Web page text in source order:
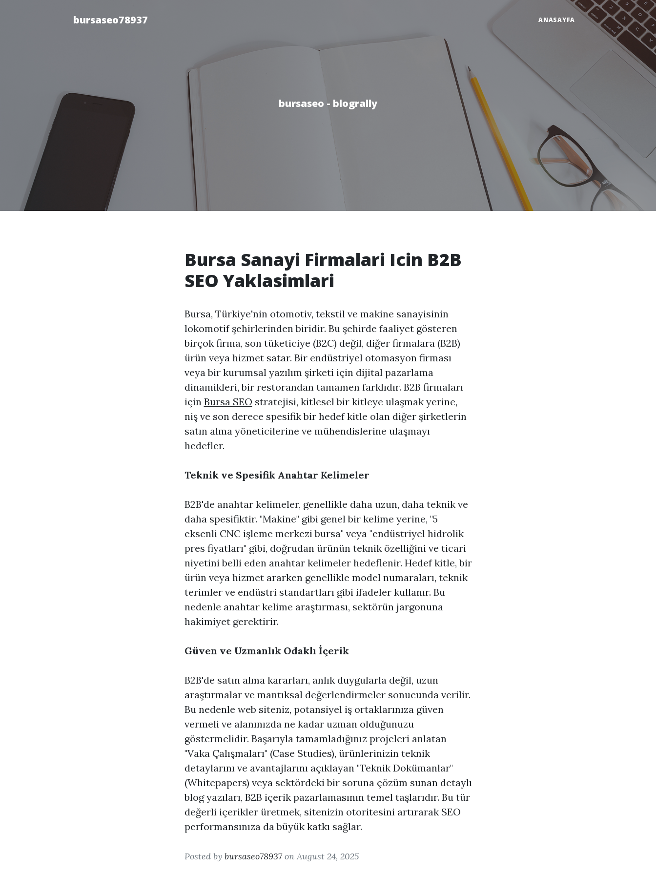
bursaseo78937 ANASAYFA
bursaseo - blogrally
Bursa Sanayi Firmalari Icin B2B
SEO Yaklasimlari
Bursa, Türkiye'nin otomotiv, tekstil ve makine sanayisinin
lokomotif şehirlerinden biridir. Bu şehirde faaliyet gösteren
birçok firma, son tüketiciye (B2C) değil, diğer firmalara (B2B)
ürün veya hizmet satar. Bir endüstriyel otomasyon firması
veya bir kurumsal yazılım şirketi için dijital pazarlama
dinamikleri, bir restorandan tamamen farklıdır. B2B firmaları
için Bursa SEO stratejisi, kitlesel bir kitleye ulaşmak yerine,
niş ve son derece spesifik bir hedef kitle olan diğer şirketlerin
satın alma yöneticilerine ve mühendislerine ulaşmayı
hedefler.
Teknik ve Spesifik Anahtar Kelimeler
B2B'de anahtar kelimeler, genellikle daha uzun, daha teknik ve
daha spesifiktir. "Makine" gibi genel bir kelime yerine, "5
eksenli CNC işleme merkezi bursa" veya "endüstriyel hidrolik
pres fiyatları" gibi, doğrudan ürünün teknik özelliğini ve ticari
niyetini belli eden anahtar kelimeler hedeflenir. Hedef kitle, bir
ürün veya hizmet ararken genellikle model numaraları, teknik
terimler ve endüstri standartları gibi ifadeler kullanır. Bu
nedenle anahtar kelime araştırması, sektörün jargonuna
hakimiyet gerektirir.
Güven ve Uzmanlık Odaklı İçerik
B2B'de satın alma kararları, anlık duygularla değil, uzun
araştırmalar ve mantıksal değerlendirmeler sonucunda verilir.
Bu nedenle web siteniz, potansiyel iş ortaklarınıza güven
vermeli ve alanınızda ne kadar uzman olduğunuzu
göstermelidir. Başarıyla tamamladığınız projeleri anlatan
"Vaka Çalışmaları" (Case Studies), ürünlerinizin teknik
detaylarını ve avantajlarını açıklayan "Teknik Dokümanlar"
(Whitepapers) veya sektördeki bir soruna çözüm sunan detaylı
blog yazıları, B2B içerik pazarlamasının temel taşlarıdır. Bu tür
değerli içerikler üretmek, sitenizin otoritesini artırarak SEO
performansınıza da büyük katkı sağlar.
Posted by bursaseo78937on August 24, 2025